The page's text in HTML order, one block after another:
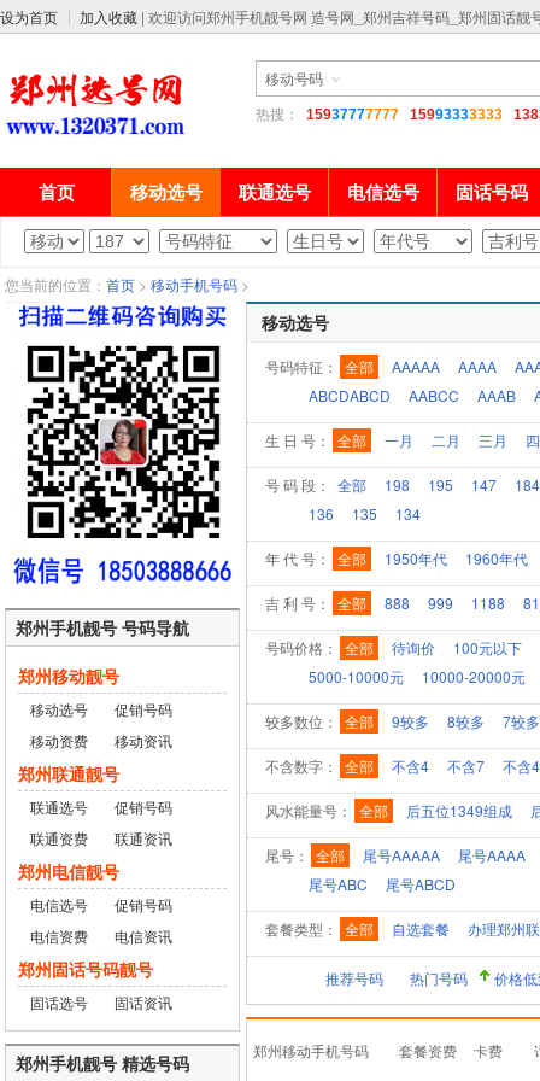
设为首页 加入收藏 | 欢迎访问郑州手机靓号网 造号网_郑州吉祥号码_郑州固话靓
热搜： 15937777777 15993333333 138
首页 移动选号 联通选号 电信选号 固话号码
您当前的位置： 首页 > 移动手机号码 >
移动选号
号码特征： 全部 AAAAA AAAA
ABCDABCD
AABCC AAAB
生 日 号： 全部 一月 二月 三月
号 码 段： 全部 198 195 147
184
136
135 134
年 代 号： 全部 1950年代 1960年代
吉 利 号： 全部 888 999 1188
号码价格： 全部 待询价
100元以下
5000-10000元
10000-20000元
较多数位： 全部 9较多 8较多 7较多
不含数字： 全部 不含4 不含7 不含
风水能量号： 全部 后五位1349组成
尾号： 全部 尾号AAAAA
尾号AAAA
尾号ABC
尾号ABCD
套餐类型： 全部 自选套餐 办理郑州
推荐号码 热门号码 价格
郑州移动手机号码 套餐资费 卡费
郑州手机靓号 号码导航
郑州移动靓号
移动选号
促销号码
移动资费
移动资讯
郑州联通靓号
联通选号
促销号码
联通资费
联通资讯
郑州电信靓号
电信选号
促销号码
电信资费
电信资讯
郑州固话号码靓号
固话选号 固话资讯
郑州手机靓号 精选号码